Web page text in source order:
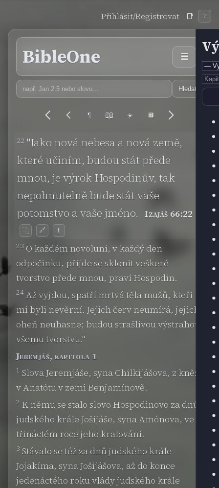
Přihlásit/Registrovat 📑 ❔
BibleOne ☰
Hledat
¶ 📖 ☀️ 🔲
22 "Jako nová nebesa a nová země,
které učiním, budou stát přede
mnou, je výrok Hospodinův, tak
nepohnutelně bude stát vaše
potomstvo a vaše jméno. Izajáš 66:22
⿻ 🔗 f
23 O každém novoluní, v každý den
odpočinku, přijde se sklonit veškeré
tvorstvo přede mnou, praví Hospodin.
24 Až vyjdou, spatří mrtvá těla mužů, kteří
mi byli nevěrní. Jejich červ neumírá, jejich
oheň neuhasne; budou strašlivou výstrahou
všemu tvorstvu."
Jeremjáš, kapitola 1
1 Slova Jeremjáše, syna Chilkijášova, z kněží
v Anatótu v zemi Benjamínově.
2 K němu se stalo slovo Hospodinovo za dnů
judského krále Jošijáše, syna Amónova, ve
třináctém roce jeho kralování.
3 Stávalo se též za dnů judského krále
Jojakíma, syna Jošijášova, až do konce
jedenáctého roku vlády judského krále